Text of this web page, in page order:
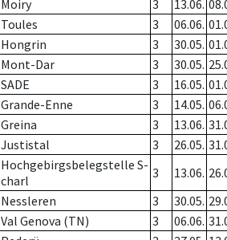
Moiry 3 13.06.
Toules 3 06.06.
Hongrin 3 30.05.
Mont-Dar 3 30.05.
SADE 3 16.05.
Grande-Enne 3 14.05.
Greina 3 13.06.
Justistal 3 26.05.
Hochgebirgsbelegstelle S-
charl
3 13.06.
Nessleren 3 30.05.
Val Genova (TN) 3 06.06.